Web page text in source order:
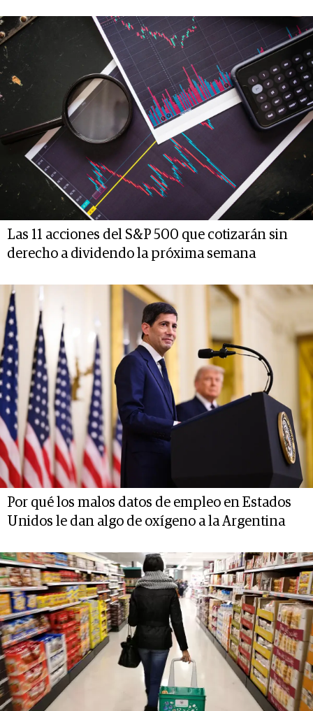
Las 11 acciones del S&P 500 que cotizarán sin
derecho a dividendo la próxima semana
Por qué los malos datos de empleo en Estados
Unidos le dan algo de oxígeno a la Argentina